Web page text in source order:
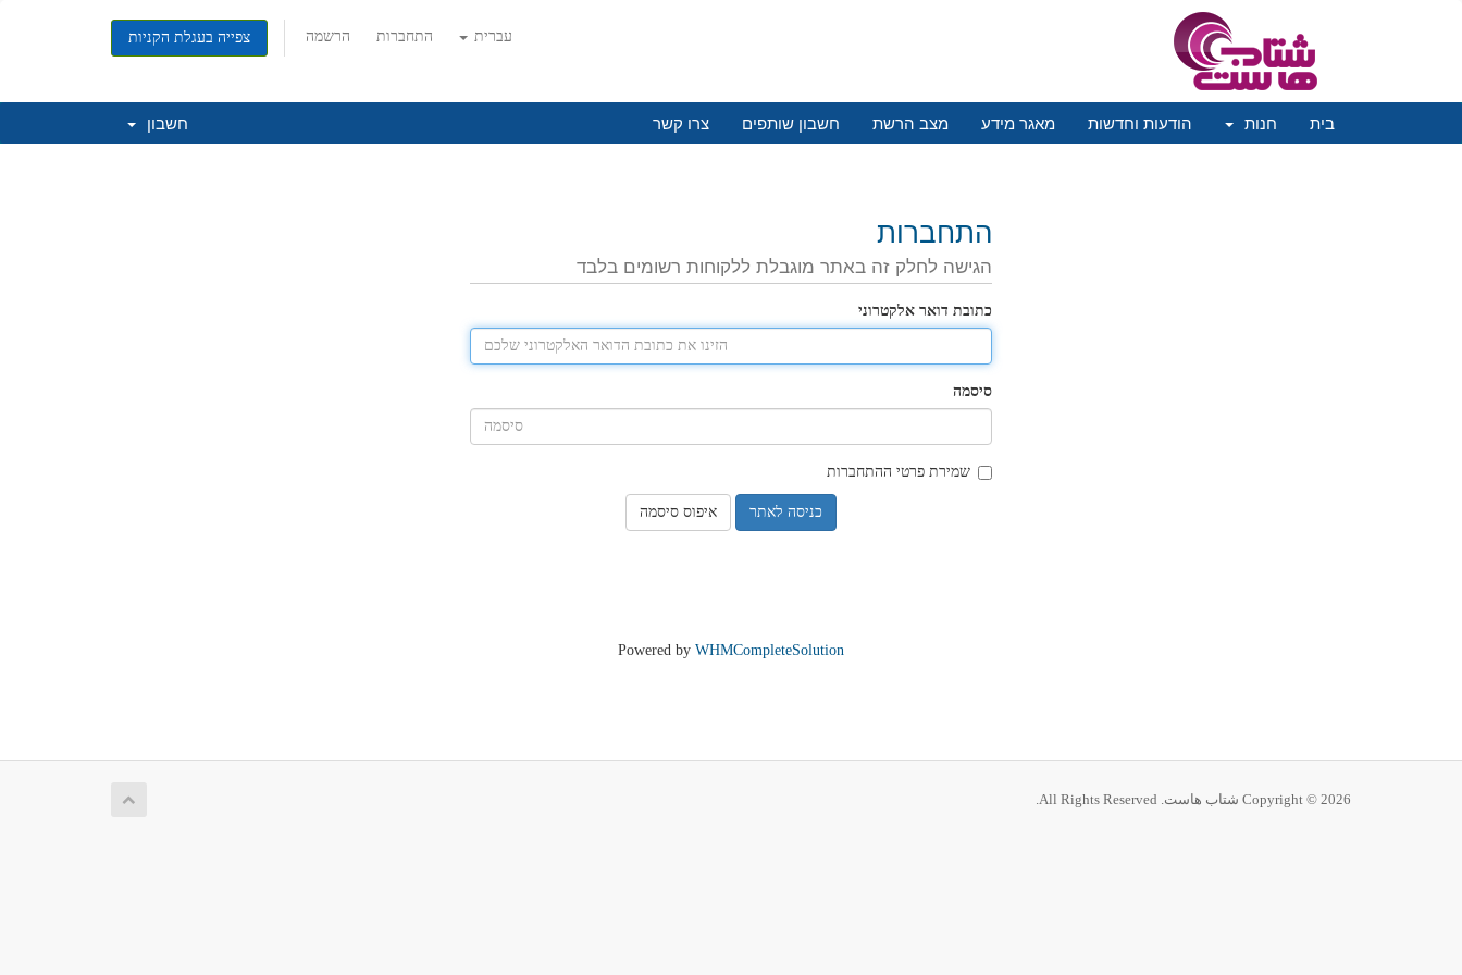
עברית התחברות הרשמה צפייה בעגלת הקניות
בית חנות הודעות וחדשות מאגר מידע מצב הרשת חשבון שותפים צרו קשר חשבון
התחברות
הגישה לחלק זה באתר מוגבלת ללקוחות רשומים בלבד
כתובת דואר אלקטרוני
סיסמה
שמירת פרטי ההתחברות
איפוס סיסמה
Powered by WHMCompleteSolution
Copyright © 2026 شتاب هاست. All Rights Reserved.